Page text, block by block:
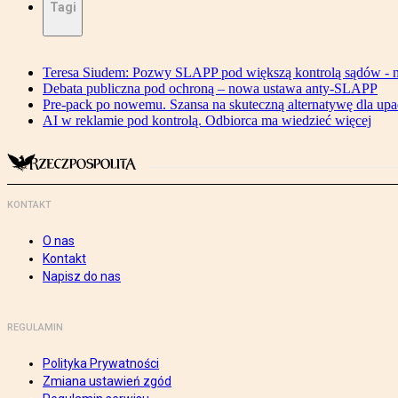
Tagi
Teresa Siudem: Pozwy SLAPP pod większą kontrolą sądów -
Debata publiczna pod ochroną – nowa ustawa anty-SLAPP
Pre-pack po nowemu. Szansa na skuteczną alternatywę dla
AI w reklamie pod kontrolą. Odbiorca ma wiedzieć więcej
KONTAKT
O nas
Kontakt
Napisz do nas
REGULAMIN
Polityka Prywatności
Zmiana ustawień zgód